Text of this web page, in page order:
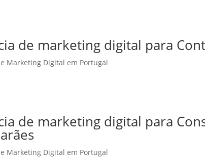
de marketing digital para
Marketing Digital em Portugal
de marketing digital para
Marketing Digital em Portugal